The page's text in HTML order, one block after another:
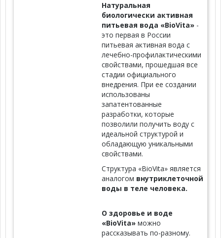
Натуральная
биологически активная
питьевая вода «BioVita» -
это первая в России
питьевая активная вода с
лечебно-профилактическими
свойствами, прошедшая все
стадии официального
внедрения. При ее создании
использованы
запатентованные
разработки, которые
позволили получить воду с
идеальной структурой и
обладающую уникальными
свойствами.
Структура «BioVita» является
аналогом внутриклеточной
воды в теле человека.
О здоровье и воде
«BioVita» можно
рассказывать по-разному.